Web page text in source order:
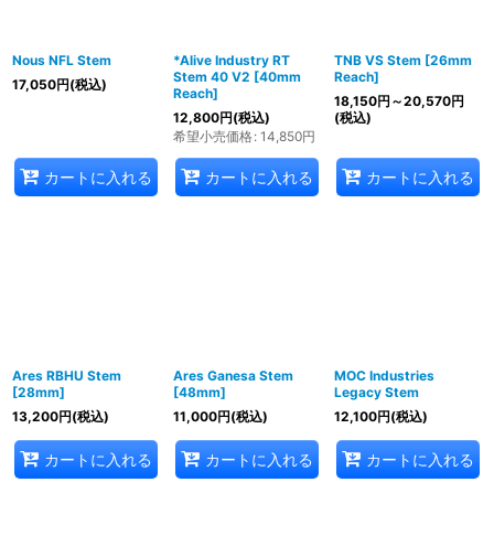
Nous NFL Stem
17,050円(税込)
カートに入れる
*Alive Industry RT
Stem 40 V2 [40mm
Reach]
12,800円(税込)
希望小売価格: 14,850円
カートに入れる
TNB VS Stem [26mm
Reach]
18,150円 ～20,570円
(税込)
カートに入れる
Ares RBHU Stem
[28mm]
13,200円(税込)
カートに入れる
Ares Ganesa Stem
[48mm]
11,000円(税込)
カートに入れる
MOC Industries
Legacy Stem
12,100円(税込)
カートに入れる